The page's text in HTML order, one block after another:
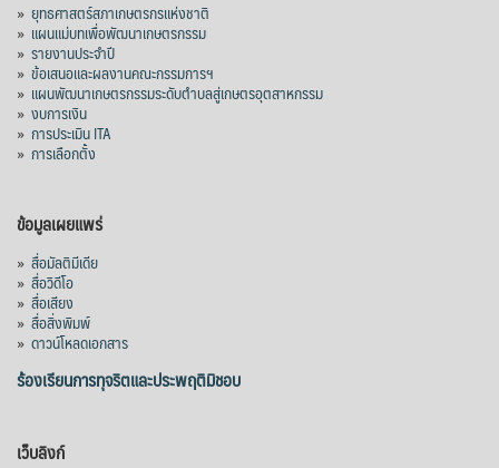
» ยุทธศาสตร์สภาเกษตรกรแห่งชาติ
» แผนแม่บทเพื่อพัฒนาเกษตรกรรม
» รายงานประจำปี
» ข้อเสนอและผลงานคณะกรรมการฯ
» แผนพัฒนาเกษตรกรรมระดับตำบลสู่เกษตรอุตสาหกรรม
» งบการเงิน
» การประเมิน ITA
» การเลือกตั้ง
ข้อมูลเผยแพร่
» สื่อมัลติมีเดีย
» สื่อวิดีโอ
» สื่อเสียง
» สื่อสิ่งพิมพ์
» ดาวน์โหลดเอกสาร
ร้องเรียนการทุจริตและประพฤติมิชอบ
เว็บลิงก์